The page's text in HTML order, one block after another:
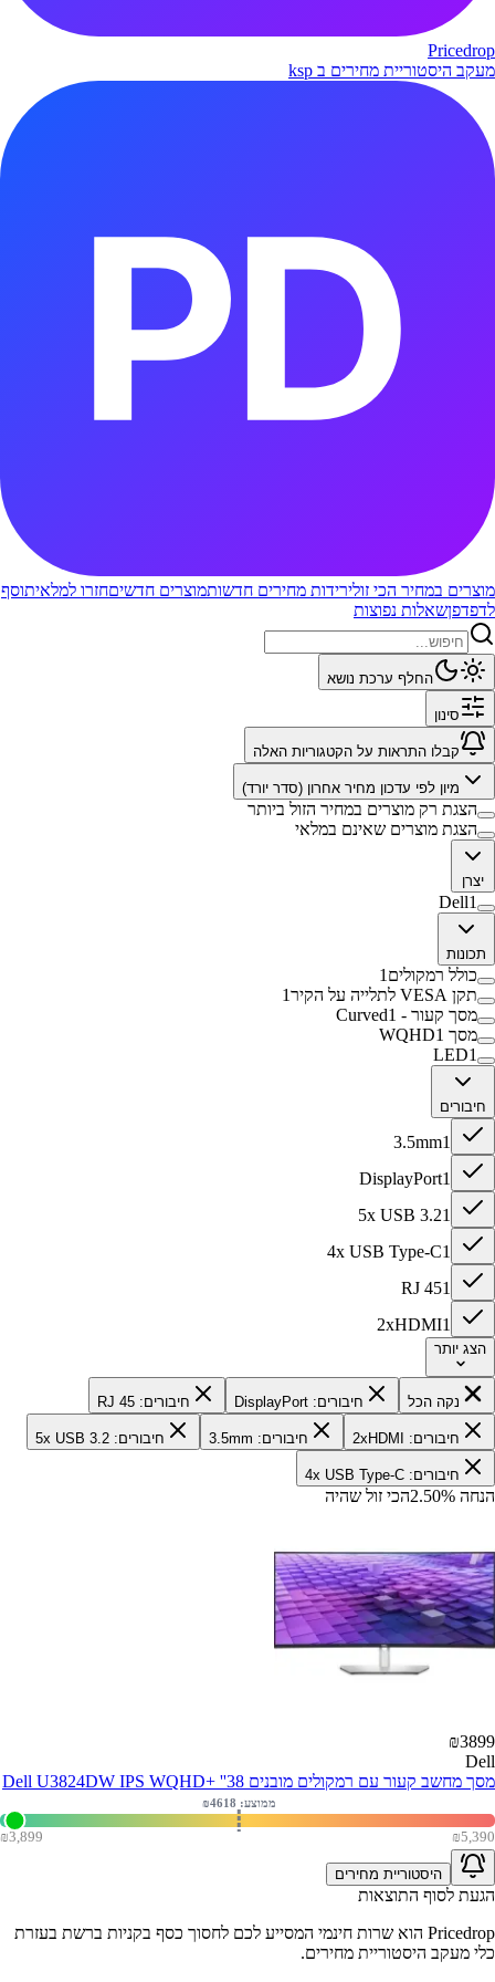
Pricedrop
מעקב היסטוריית מחירים ב ksp
מוצרים במחיר הכי זולירידות מחירים חדשותמוצרים חדשיםחזרו למלאיתוסף
לדפדפןשאלות נפוצות
החלף ערכת נושא
סינון
קבלו התראות על הקטגוריות האלה
מיון לפי עדכון מחיר אחרון (סדר יורד)
הצגת רק מוצרים במחיר הזול ביותר
הצגת מוצרים שאינם במלאי
יצרן
Dell1
תכונות
כולל רמקולים 1
תקן VESA לתלייה על הקיר
1
מסך קעור - Curved 1
מסך WQHD 1
LED1
חיבורים
3.5mm1
DisplayPort1
5x USB 3.21
4x USB Type-C1
RJ 451
2xHDMI1
הצג יותר
נקה הכל חיבורים: DisplayPort חיבורים: RJ 45
חיבורים: 2xHDMI חיבורים: 3.5mm חיבורים: 5x USB 3.2
חיבורים: 4x USB Type-C
הנחה 2.50% הכי זול שהיה
₪3899
Dell
מסך מחשב קעור עם רמקולים מובנים Dell U3824DW IPS WQHD+ ''38
₪3,899 ₪5,390
ממוצע: ₪ 4618
היסטוריית מחירים
הגעת לסוף התוצאות
Pricedrop הוא שרות חינמי המסייע לכם לחסוך כסף בקניות ברשת בעזרת
כלי מעקב היסטוריית מחירים.